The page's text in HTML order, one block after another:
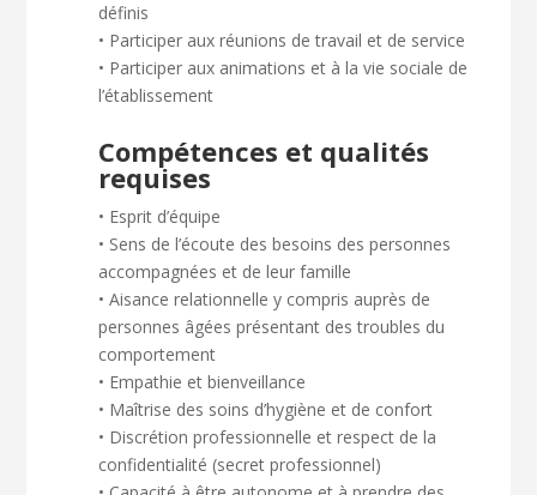
définis
• Participer aux réunions de travail et de service
• Participer aux animations et à la vie sociale de
l’établissement
Compétences et qualités
requises
• Esprit d’équipe
• Sens de l’écoute des besoins des personnes
accompagnées et de leur famille
• Aisance relationnelle y compris auprès de
personnes âgées présentant des troubles du
comportement
• Empathie et bienveillance
• Maîtrise des soins d’hygiène et de confort
• Discrétion professionnelle et respect de la
confidentialité (secret professionnel)